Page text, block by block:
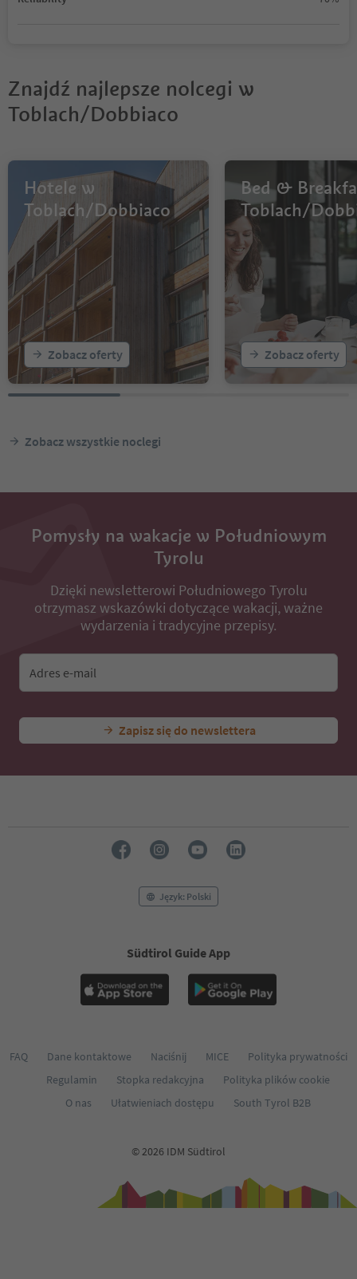
Znajdź najlepsze nolcegi w
Toblach/Dobbiaco
Hotele w
Toblach/Dobbiaco
Zobacz oferty
Bed &
Toblach/
Zobacz oferty
Zobacz wszystkie noclegi
Pomysły na wakacje w Południowym
Tyrolu
Dzięki newsletterowi Południowego Tyrolu
otrzymasz wskazówki dotyczące wakacji, ważne
wydarzenia i tradycyjne przepisy.
Adres e-mail
Zapisz się do newslettera
Język: Polski
Südtirol Guide App
FAQ Dane kontaktowe Naciśnij MICE
Polityka prywatności
Regulamin
Stopka redakcyjna
Polityka plików cookie
O nas
Ułatwieniach dostępu South Tyrol B2B
© 2026 IDM Südtirol